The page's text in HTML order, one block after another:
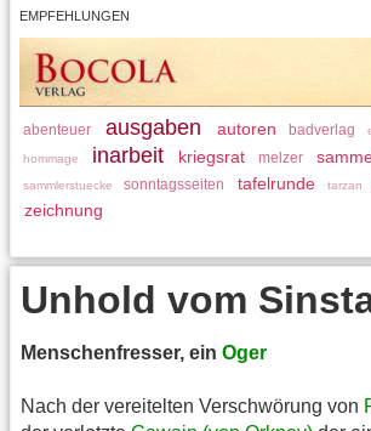
EMPFEHLUNGEN
abenteuer ausgaben autoren badverlag
hommage inarbeit kriegsrat melzer
sammlerstuecke sonntagsseiten tafelrunde tarzan
zeichnung
Unhold vom
Menschenfresser, ein Oger
Nach der vereitelten Verschwörung von